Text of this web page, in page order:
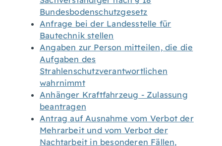
Bundesbodenschutzgesetz
Anfrage bei der Landesstelle für
Bautechnik stellen
Angaben zur Person mitteilen, die die
Aufgaben des
Strahlenschutzverantwortlichen
wahrnimmt
Anhänger Kraftfahrzeug - Zulassung
beantragen
Antrag auf Ausnahme vom Verbot der
Mehrarbeit und vom Verbot der
Nachtarbeit in besonderen Fällen,